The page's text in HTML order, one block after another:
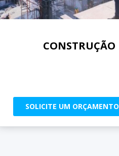
CONSTRUÇÃO
SOLICITE UM ORÇAMENTO